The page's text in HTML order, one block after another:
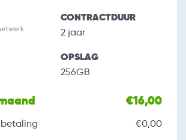
CONTRACTDUUR
2 jaar
OPSLAG
256GB
€16,00
€0,00